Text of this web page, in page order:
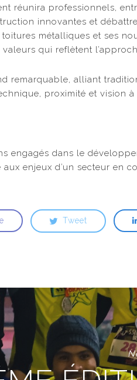
réunira professionnels,
innovantes et
toitures métalliques et ses
valeurs qui reflètent
remarquable, alliant
proximité et vision
engagés dans le
enjeux d’un secteur en
Tweet